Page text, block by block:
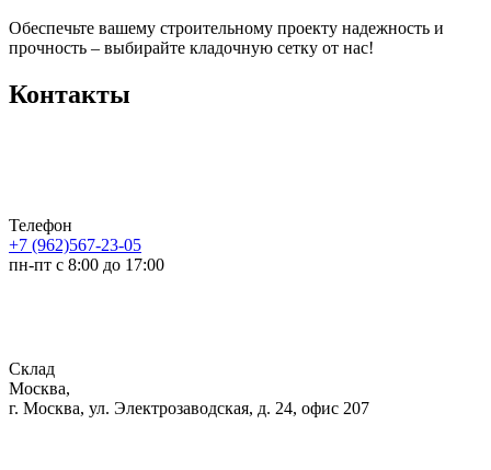
Обеспечьте вашему строительному проекту надежность и
прочность – выбирайте кладочную сетку от нас!
Контакты
Телефон
+7 (962)567-23-05
пн-пт с 8:00 до 17:00
Склад
Москва,
г. Москва, ул. Электрозаводская, д. 24, офис 207